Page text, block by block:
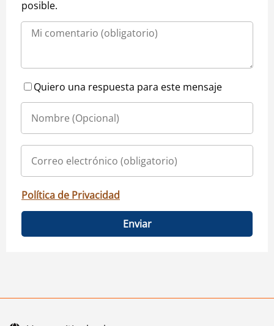
posible.
Quiero una respuesta para este mensaje
Política de Privacidad
Enviar